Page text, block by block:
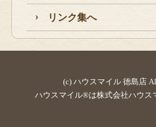
リンク集へ
(c) ハウスマイル 徳島店
ハウスマイル®は株式会社ハウス